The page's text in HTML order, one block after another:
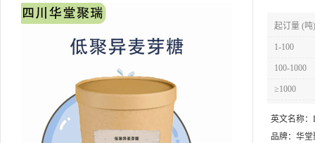
起订量 (吨)
1-100
100-1000
≥1000
英文名称：
品牌： 华堂